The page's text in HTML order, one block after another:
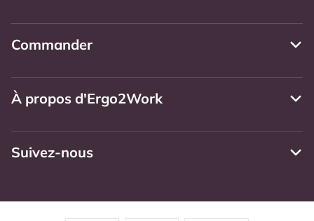
Commander
À propos d'Ergo2Work
Suivez-nous